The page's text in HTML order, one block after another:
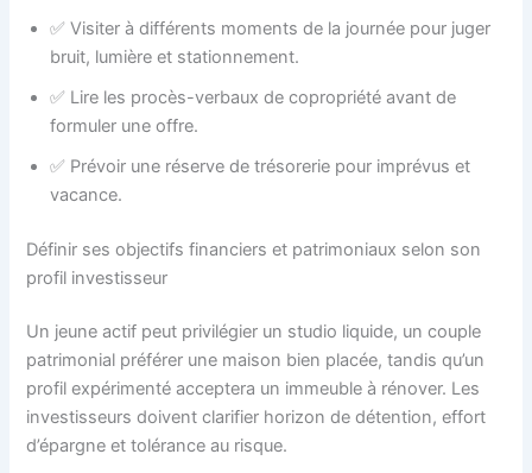
✅ Visiter à différents moments de la journée pour juger
bruit, lumière et stationnement.
✅ Lire les procès-verbaux de copropriété avant de
formuler une offre.
✅ Prévoir une réserve de trésorerie pour imprévus et
vacance.
Définir ses objectifs financiers et patrimoniaux selon son
profil investisseur
Un jeune actif peut privilégier un studio liquide, un couple
patrimonial préférer une maison bien placée, tandis qu’un
profil expérimenté acceptera un immeuble à rénover. Les
investisseurs doivent clarifier horizon de détention, effort
d’épargne et tolérance au risque.